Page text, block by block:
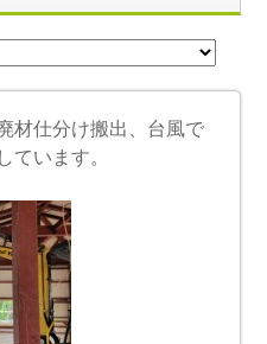
材仕分け搬出、台風で
ています。